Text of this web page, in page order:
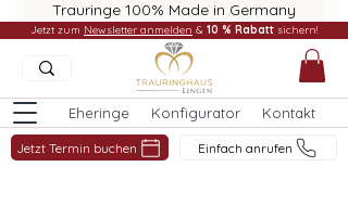
Trauringe 100% Made in Germany
Eheringe Konfigurator Kontakt
Jetzt Termin buchen Einfach anrufen
Jetzt zum Newsletter anmelden & 10 % Rabatt sichern!